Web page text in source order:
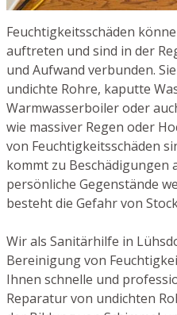
Feuchtigkeitsschäden
auftreten und sind in der
und Aufwand verbunden.
undichte Rohre, kaputte
Warmwasserboiler oder
wie massiver Regen oder
von Feuchtigkeitsschäden
kommt zu Beschädigungen
persönliche Gegenstände
besteht die Gefahr von
Wir als Sanitärhilfe in
Bereinigung von
Ihnen schnelle und
Reparatur von undichten